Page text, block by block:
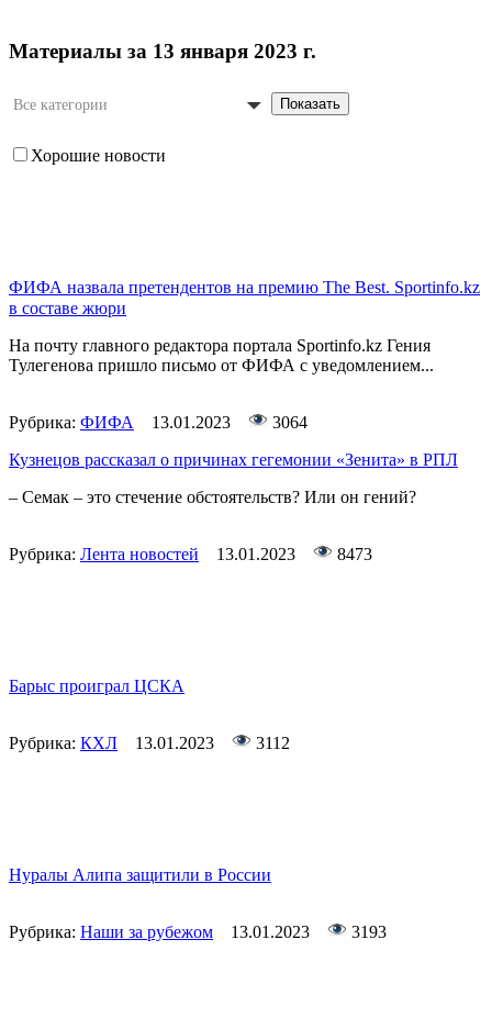
Материалы за 13 января 2023 г.
Все категории Показать
Хорошие новости
ФИФА назвала претендентов на премию The Best. Sportinfo.kz
в составе жюри
На почту главного редактора портала Sportinfo.kz Гения
Тулегенова пришло письмо от ФИФА с уведомлением...
Рубрика: ФИФА 13.01.2023
3064
Кузнецов рассказал о причинах гегемонии «Зенита» в РПЛ
– Семак – это стечение обстоятельств? Или он гений?
Рубрика: Лента новостей 13.01.2023 8473
Барыс проиграл ЦСКА
Рубрика: КХЛ 13.01.2023 3112
Нуралы Алипа защитили в России
Рубрика: Наши за рубежом 13.01.2023 3193